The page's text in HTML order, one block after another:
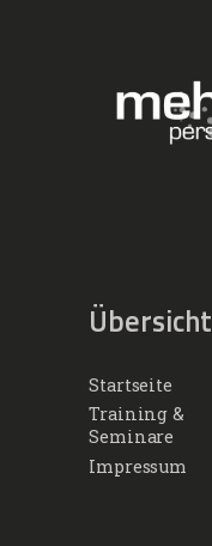
Übersicht
Startseite
Training &
Seminare
Impressum